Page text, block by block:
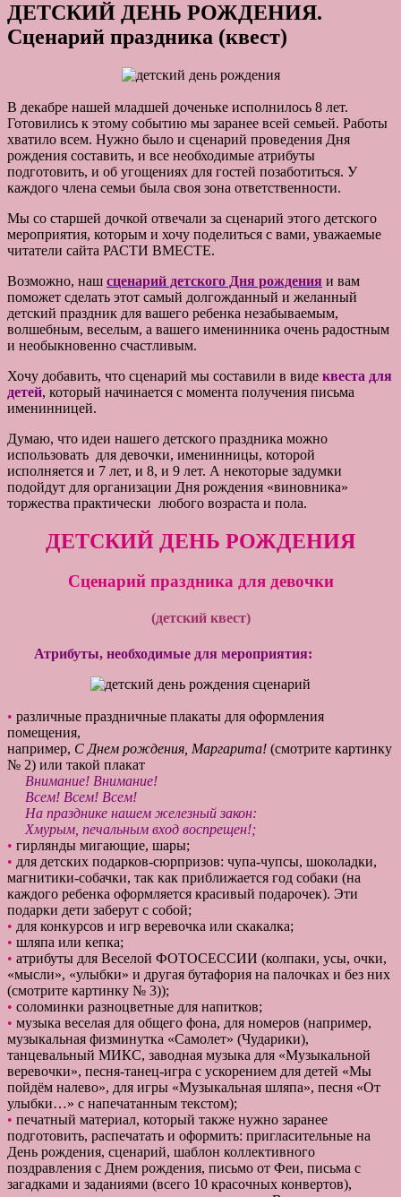
ДЕТСКИЙ ДЕНЬ РОЖДЕНИЯ.
Сценарий праздника (квест)
В декабре нашей младшей доченьке исполнилось 8 лет.
Готовились к этому событию мы заранее всей семьей. Работы
хватило всем. Нужно было и сценарий проведения Дня
рождения составить, и все необходимые атрибуты
подготовить, и об угощениях для гостей позаботиться. У
каждого члена семьи была своя зона ответственности.
Мы со старшей дочкой отвечали за сценарий этого детского
мероприятия, которым и хочу поделиться с вами, уважаемые
читатели сайта РАСТИ ВМЕСТЕ.
Возможно, наш сценарий детского Дня рождения и вам
поможет сделать этот самый долгожданный и желанный
детский праздник для вашего ребенка незабываемым,
волшебным, веселым, а вашего именинника очень радостным
и необыкновенно счастливым.
Хочу добавить, что сценарий мы составили в виде квеста для
детей, который начинается с момента получения письма
именинницей.
Думаю, что идеи нашего детского праздника можно
использовать для девочки, именинницы, которой
исполняется и 7 лет, и 8, и 9 лет. А некоторые задумки
подойдут для организации Дня рождения «виновника»
торжества практически любого возраста и пола.
ДЕТСКИЙ ДЕНЬ РОЖДЕНИЯ
Сценарий праздника для девочки
(детский квест)
Атрибуты, необходимые для мероприятия:
• различные праздничные плакаты для оформления
помещения,
например, С Днем рождения, Маргарита! (смотрите картинку
№ 2) или такой плакат
Внимание! Внимание!
Всем! Всем! Всем!
На празднике нашем железный закон:
Хмурым, печальным вход воспрещен!;
• гирлянды мигающие, шары;
• для детских подарков-сюрпризов: чупа-чупсы, шоколадки,
магнитики-собачки, так как приближается год собаки (на
каждого ребенка оформляется красивый подарочек). Эти
подарки дети заберут с собой;
• для конкурсов и игр веревочка или скакалка;
• шляпа или кепка;
• атрибуты для Веселой ФОТОСЕССИИ (колпаки, усы, очки,
«мысли», «улыбки» и другая бутафория на палочках и без них
(смотрите картинку № 3));
• соломинки разноцветные для напитков;
• музыка веселая для общего фона, для номеров (например,
музыкальная физминутка «Самолет» (Чударики),
танцевальный МИКС, заводная музыка для «Музыкальной
веревочки», песня-танец-игра с ускорением для детей «Мы
пойдём налево», для игры «Музыкальная шляпа», песня «От
улыбки…» с напечатанным текстом);
• печатный материал, который также нужно заранее
подготовить, распечатать и оформить: пригласительные на
День рождения, сценарий, шаблон коллективного
поздравления с Днем рождения, письмо от Феи, письма с
загадками и заданиями (всего 10 красочных конвертов),